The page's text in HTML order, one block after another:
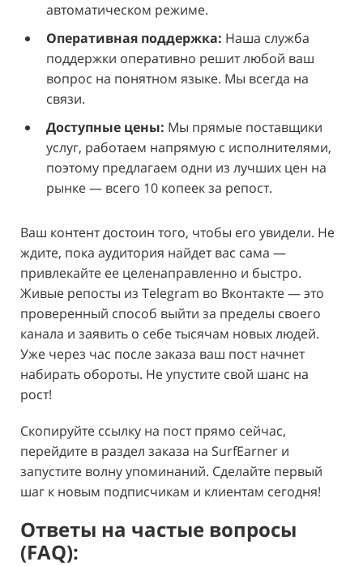
автоматическом режиме.
Оперативная поддержка: Наша служба
поддержки оперативно решит любой ваш
вопрос на понятном языке. Мы всегда на
связи.
Доступные цены: Мы прямые поставщики
услуг, работаем напрямую с исполнителями,
поэтому предлагаем одни из лучших цен на
рынке — всего 10 копеек за репост.
Ваш контент достоин того, чтобы его увидели. Не
ждите, пока аудитория найдет вас сама —
привлекайте ее целенаправленно и быстро.
Живые репосты из Telegram во Вконтакте — это
проверенный способ выйти за пределы своего
канала и заявить о себе тысячам новых людей.
Уже через час после заказа ваш пост начнет
набирать обороты. Не упустите свой шанс на
рост!
Скопируйте ссылку на пост прямо сейчас,
перейдите в раздел заказа на SurfEarner и
запустите волну упоминаний. Сделайте первый
шаг к новым подписчикам и клиентам сегодня!
Ответы на частые вопросы
(FAQ):